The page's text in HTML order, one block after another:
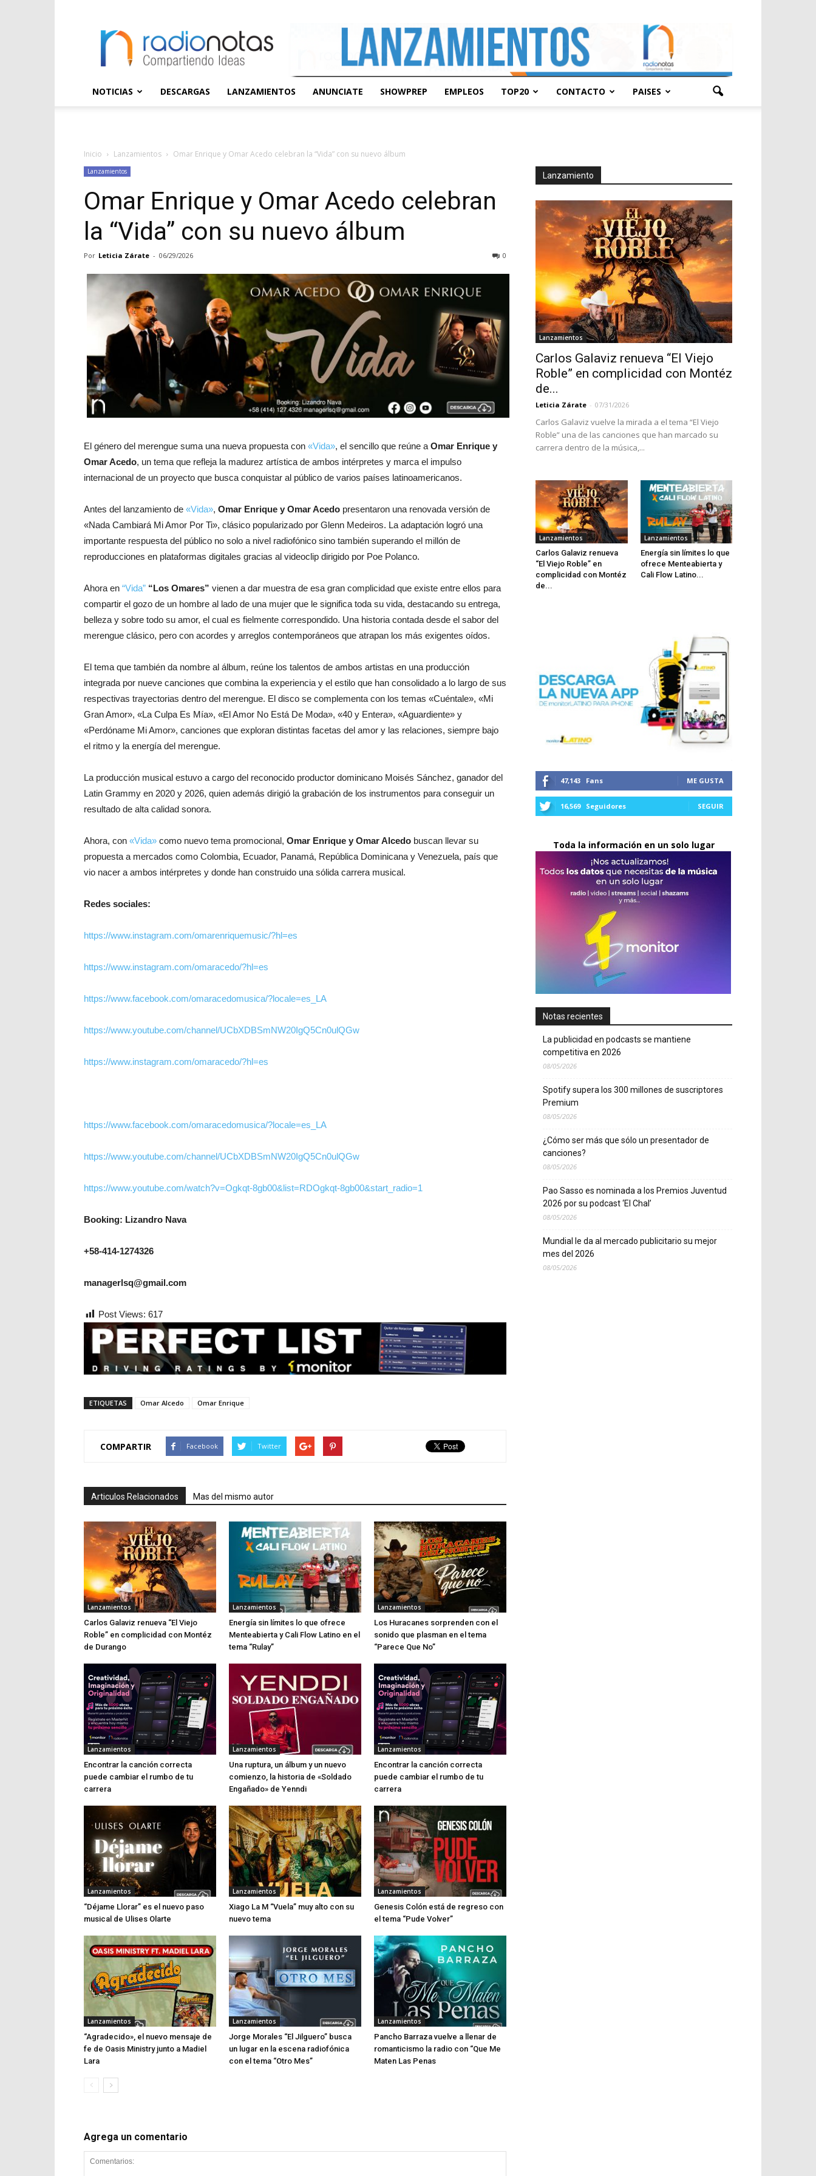
NOTICIAS DESCARGAS LANZAMIENTOS ANUNCIATE SHOWPREP EMPLEOS TOP20 CONTACTO PAISES
Inicio Lanzamientos Omar Enrique y Omar Acedo celebran la “Vida” con su nuevo álbum
Lanzamientos
Omar Enrique y Omar Acedo celebran
la “Vida” con su nuevo álbum
Por Leticia Zárate - 06/29/2026 0
El género del merengue suma una nueva propuesta con «Vida», el sencillo que reúne aOmar Enrique y
Omar Acedo, un tema que refleja la madurez artística de ambos intérpretes y marca el impulso
internacional de un proyecto que busca conquistar al público de varios países latinoamericanos.
Antes del lanzamiento de «Vida», Omar Enrique y Omar Acedo presentaron una renovada versión de
«Nada Cambiará Mi Amor Por Ti», clásico popularizado por Glenn Medeiros. La adaptación logró una
importante respuesta del público no solo a nivel radiofónico sino también superando el millón de
reproducciones en plataformas digitales gracias al videoclip dirigido por Poe Polanco.
Ahora en “Vida” “Los Omares” vienen a dar muestra de esa gran complicidad que existe entre ellos para
compartir el gozo de un hombre al lado de una mujer que le significa toda su vida, destacando su entrega,
belleza y sobre todo su amor, el cual es fielmente correspondido. Una historia contada desde el sabor del
merengue clásico, pero con acordes y arreglos contemporáneos que atrapan los más exigentes oídos.
El tema que también da nombre al álbum, reúne los talentos de ambos artistas en una producción
integrada por nueve canciones que combina la experiencia y el estilo que han consolidado a lo largo de sus
respectivas trayectorias dentro del merengue. El disco se complementa con los temas «Cuéntale», «Mi
Gran Amor», «La Culpa Es Mía», «El Amor No Está De Moda», «40 y Entera», «Aguardiente» y
«Perdóname Mi Amor», canciones que exploran distintas facetas del amor y las relaciones, siempre bajo
el ritmo y la energía del merengue.
La producción musical estuvo a cargo del reconocido productor dominicano Moisés Sánchez, ganador del
Latin Grammy en 2020 y 2026, quien además dirigió la grabación de los instrumentos para conseguir un
resultado de alta calidad sonora.
Ahora, con «Vida» como nuevo tema promocional, Omar Enrique y Omar Alcedo buscan llevar su
propuesta a mercados como Colombia, Ecuador, Panamá, República Dominicana y Venezuela, país que
vio nacer a ambos intérpretes y donde han construido una sólida carrera musical.
Redes sociales:
https://www.instagram.com/omarenriquemusic/?hl=es
https://www.instagram.com/omaracedo/?hl=es
https://www.facebook.com/omaracedomusica/?locale=es_LA
https://www.youtube.com/channel/UCbXDBSmNW20IgQ5Cn0ulQGw
https://www.instagram.com/omaracedo/?hl=es
https://www.facebook.com/omaracedomusica/?locale=es_LA
https://www.youtube.com/channel/UCbXDBSmNW20IgQ5Cn0ulQGw
https://www.youtube.com/watch?v=Ogkqt-8gb00&list=RDOgkqt-8gb00&start_radio=1
Booking: Lizandro Nava
+58-414-1274326
managerlsq@gmail.com
Post Views: 617
ETIQUETAS Omar Alcedo Omar Enrique
COMPARTIR Facebook Twitter
Articulos Relacionados Mas del mismo autor
Lanzamientos
Carlos Galaviz renueva “El Viejo
Roble” en complicidad con Montéz
de Durango
Lanzamientos
Energía sin límites lo que ofrece
Menteabierta y Cali Flow Latino en el
tema “Rulay”
Lanzamientos
Los Huracanes sorprenden con el
sonido que plasman en el tema
“Parece Que No”
Lanzamientos
Encontrar la canción correcta
puede cambiar el rumbo de tu
carrera
Lanzamientos
Una ruptura, un álbum y un nuevo
comienzo, la historia de «Soldado
Engañado» de Yenndi
Lanzamientos
Encontrar la canción correcta
puede cambiar el rumbo de tu
carrera
Lanzamientos
“Déjame Llorar” es el nuevo paso
musical de Ulises Olarte
Lanzamientos
Xiago La M “Vuela” muy alto con su
nuevo tema
Lanzamientos
Genesis Colón está de regreso con
el tema “Pude Volver”
Lanzamientos
“Agradecido», el nuevo mensaje de
fe de Oasis Ministry junto a Madiel
Lara
Lanzamientos
Jorge Morales “El Jilguero” busca
un lugar en la escena radiofónica
con el tema “Otro Mes”
Lanzamientos
Pancho Barraza vuelve a llenar de
romanticismo la radio con “Que Me
Maten Las Penas
Agrega un comentario
Lanzamiento
Lanzamientos
Carlos Galaviz renueva “El Viejo
Roble” en complicidad con Montéz
de...
Leticia Zárate - 07/31/2026
Carlos Galaviz vuelve la mirada a el tema “El Viejo
Roble” una de las canciones que han marcado su
carrera dentro de la música,...
Lanzamientos
Carlos Galaviz renueva
“El Viejo Roble” en
complicidad con Montéz
de...
Lanzamientos
Energía sin límites lo que
ofrece Menteabierta y
Cali Flow Latino...
47,143 Fans ME GUSTA
16,569 Seguidores SEGUIR
Toda la información en un solo lugar
Notas recientes
La publicidad en podcasts se mantiene
competitiva en 2026
08/05/2026
Spotify supera los 300 millones de suscriptores
Premium
08/05/2026
¿Cómo ser más que sólo un presentador de
canciones?
08/05/2026
Pao Sasso es nominada a los Premios Juventud
2026 por su podcast ‘El Chal’
08/05/2026
Mundial le da al mercado publicitario su mejor
mes del 2026
08/05/2026